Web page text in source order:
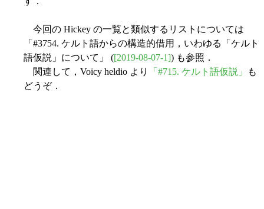
今回の Hickey の一覧と類似するリストについては
「#3754. ケルト語からの構造的借用，いわゆる「ケルト
語仮説」について」 ([2019-08-07-1]) も参照．
関連して，Voicy heldio より
「#715. ケルト語仮説」
も
どうぞ．